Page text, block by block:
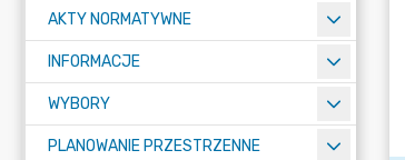
AKTY NORMATYWNE
INFORMACJE
WYBORY
PLANOWANIE PRZESTRZENNE